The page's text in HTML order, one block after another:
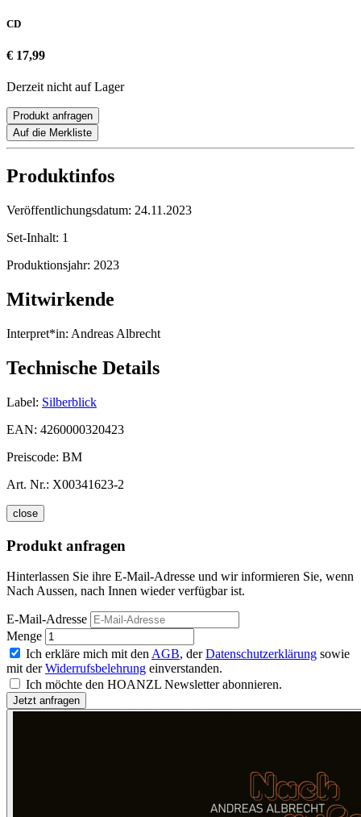
CD
€ 17,99
Derzeit nicht auf Lager
Produkt anfragen
Auf die Merkliste
Produktinfos
Veröffentlichungsdatum: 24.11.2023
Set-Inhalt: 1
Produktionsjahr: 2023
Mitwirkende
Interpret*in: Andreas Albrecht
Technische Details
Label: Silberblick
EAN: 4260000320423
Preiscode: BM
Art. Nr.: X00341623-2
close
Produkt anfragen
Hinterlassen Sie ihre E-Mail-Adresse und wir informieren Sie, wenn
Nach Aussen, nach Innen wieder verfügbar ist.
E-Mail-Adresse
Menge
Ich erkläre mich mit den AGB, derDatenschutzerklärung sowie
mit derWiderrufsbelehrung einverstanden.
Ich möchte den HOANZL Newsletter abonnieren.